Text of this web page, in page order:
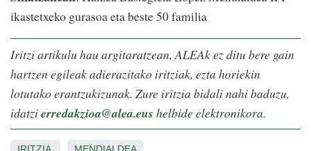
ikastetxeko gurasoa eta beste 50 familia
Iritzi artikulu hau argitaratzean, ALEAk ez ditu bere gain
hartzen egileak adierazitako iritziak, ezta horiekin
lotutako erantzukizunak. Zure iritzia bidali nahi baduzu,
idatzierredakzioa@alea.eus helbide elektronikora.